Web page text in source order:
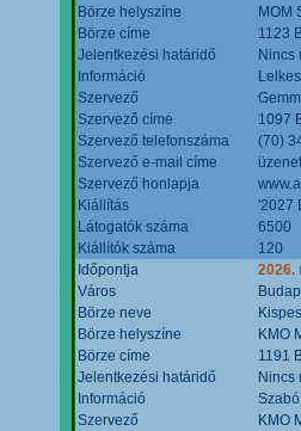
Börze helyszíne
MOM
Börze címe
1123
Jelentkezési határidő
Nincs
Információ
Szervező
Szervező címe
1097
Szervező telefonszáma
(70)
Szervező e-mail címe
Szervező honlapja
Kiállítás
'2027
Látogatók száma
6500
Kiállítók száma
120
Időpontja
2026.
Város
Börze neve
Börze helyszíne
KMO
Börze címe
1191
Jelentkezési határidő
Nincs
Információ
Szervező
KMO